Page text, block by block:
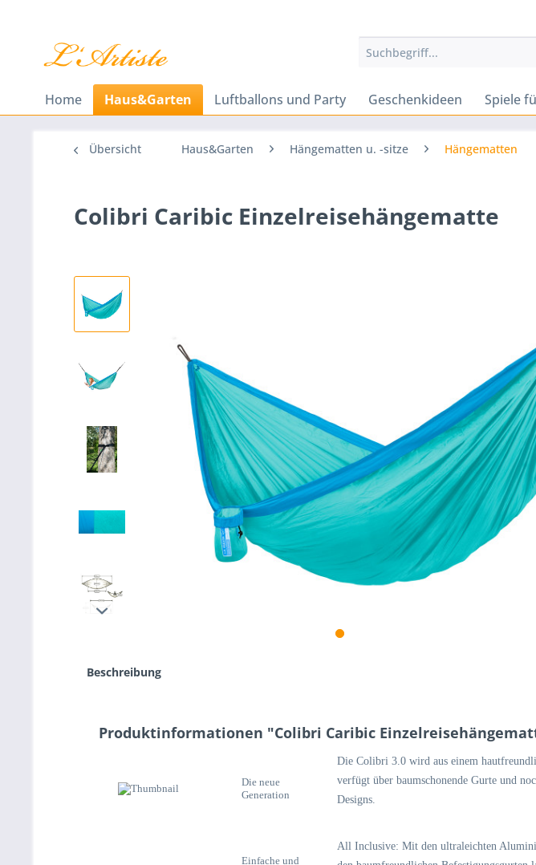
Home Haus&Garten Luftballons und Party Geschenkideen Spiele
Übersicht Haus&Garten Hängematten u. -sitze Hängematten
Colibri Caribic Einzelreisehängematte
Beschreibung
Produktinformationen "Colibri Caribic
Die neue
Generation
Die Colibri 3.0 wird aus einem
verfügt über baumschonende Gurte und
Designs.
Einfache und
All Inclusive: Mit den ultraleichten